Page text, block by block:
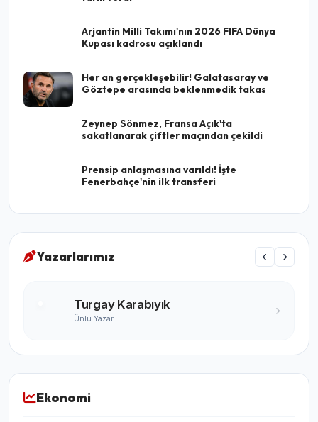
Arjantin Milli Takımı'nın 2026 FIFA Dünya
Kupası kadrosu açıklandı
Her an gerçekleşebilir! Galatasaray ve
Göztepe arasında beklenmedik takas
Zeynep Sönmez, Fransa Açık'ta
sakatlanarak çiftler maçından çekildi
Prensip anlaşmasına varıldı! İşte
Fenerbahçe'nin ilk transferi
Yazarlarımız
Turgay Karabıyık
Ünlü Yazar
Ekonomi